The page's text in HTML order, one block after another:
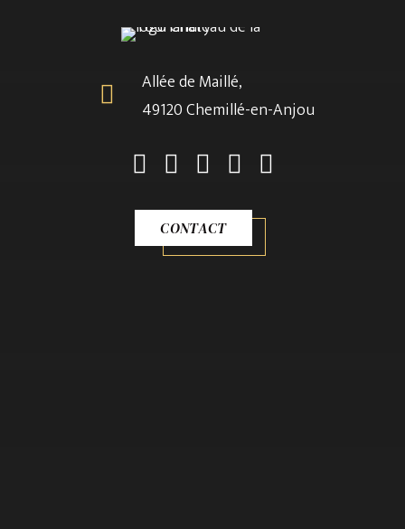
Expérience SPA Privative
IMPÉRIALE
Allée de Maillé,
49120 Chemillé-en-Anjou
CONTACT